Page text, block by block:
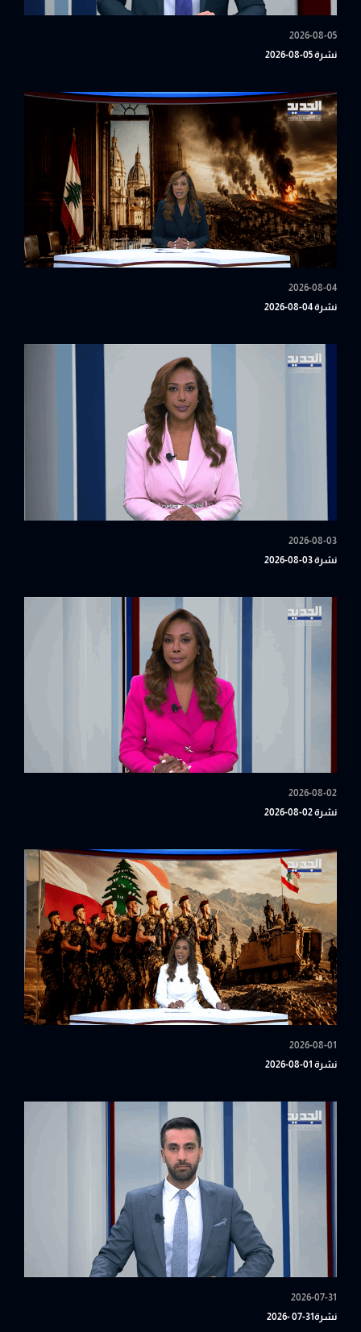
2026-08-05
نشرة 05-08-2026
2026-08-04
نشرة 04-08-2026
2026-08-03
نشرة 03-08-2026
2026-08-02
نشرة 02-08-2026
2026-08-01
نشرة 01-08-2026
2026-07-31
نشرة31-07 -2026